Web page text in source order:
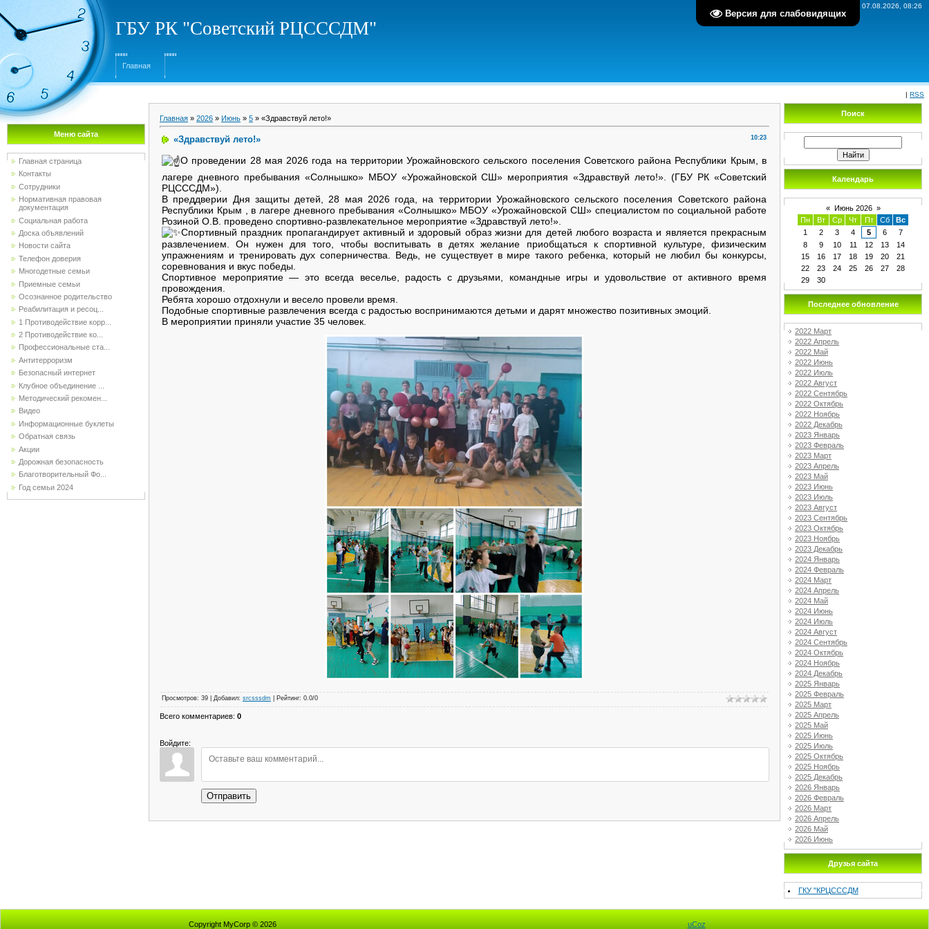
Версия для слабовидящих
Пятница, 07.08.2026, 08:26
ГБУ РК "Советский РЦСССДМ"
Главная
| RSS
Меню сайта
Главная страница
Контакты
Сотрудники
Нормативная правовая
документация
Социальная работа
Доска объявлений
Новости сайта
Телефон доверия
Многодетные семьи
Приемные семьи
Осознанное родительство
Реабилитация и ресоц...
1 Противодействие корр...
2 Противодействие ко...
Профессиональные ста...
Антитерроризм
Безопасный интернет
Клубное объединение ...
Методический рекомен...
Видео
Информационные буклеты
Обратная связь
Акции
Дорожная безопасность
Благотворительный Фо...
Год семьи 2024
Главная » 2026 » Июнь » 5 » «Здравствуй лето!»
10:23
«Здравствуй лето!»
О проведении 28 мая 2026 года на территории Урожайновского сельского поселения Советского района Республики Крым, в
лагере дневного пребывания «Солнышко» МБОУ «Урожайновской СШ» мероприятия «Здравствуй лето!». (ГБУ РК «Советский
РЦСССДМ»).
В преддверии Дня защиты детей, 28 мая 2026 года, на территории Урожайновского сельского поселения Советского района
Республики Крым , в лагере дневного пребывания «Солнышко» МБОУ «Урожайновской СШ» специалистом по социальной работе
Розиной О.В. проведено спортивно-развлекательное мероприятие «Здравствуй лето!».
Спортивный праздник пропагандирует активный и здоровый образ жизни для детей любого возраста и является прекрасным
развлечением. Он нужен для того, чтобы воспитывать в детях желание приобщаться к спортивной культуре, физическим
упражнениям и тренировать дух соперничества. Ведь, не существует в мире такого ребенка, который не любил бы конкурсы,
соревнования и вкус победы.
Спортивное мероприятие — это всегда веселье, радость с друзьями, командные игры и удовольствие от активного время
провождения.
Ребята хорошо отдохнули и весело провели время.
Подобные спортивные развлечения всегда с радостью воспринимаются детьми и дарят множество позитивных эмоций.
В мероприятии приняли участие 35 человек.
Просмотров: 39 Добавил: srcsssdm Рейтинг: 0.0/0
Всего комментариев: 0
Войдите:
Отправить
Поиск
Календарь
« Июнь 2026 »
Пн
Вт Ср Чт Пт Сб
Вс
1
2 3 4 5 6
7
8
9 10 11 12 13
14
15
16 17 18 19 20
21
22
23 24 25 26 27
28
29
30
Последнее обновление
2022 Март
2022 Апрель
2022 Май
2022 Июнь
2022 Июль
2022 Август
2022 Сентябрь
2022 Октябрь
2022 Ноябрь
2022 Декабрь
2023 Январь
2023 Февраль
2023 Март
2023 Апрель
2023 Май
2023 Июнь
2023 Июль
2023 Август
2023 Сентябрь
2023 Октябрь
2023 Ноябрь
2023 Декабрь
2024 Январь
2024 Февраль
2024 Март
2024 Апрель
2024 Май
2024 Июнь
2024 Июль
2024 Август
2024 Сентябрь
2024 Октябрь
2024 Ноябрь
2024 Декабрь
2025 Январь
2025 Февраль
2025 Март
2025 Апрель
2025 Май
2025 Июнь
2025 Июль
2025 Октябрь
2025 Ноябрь
2025 Декабрь
2026 Январь
2026 Февраль
2026 Март
2026 Апрель
2026 Май
2026 Июнь
Друзья сайта
ГКУ "КРЦСССДМ
Copyright MyCorp © 2026 uCoz